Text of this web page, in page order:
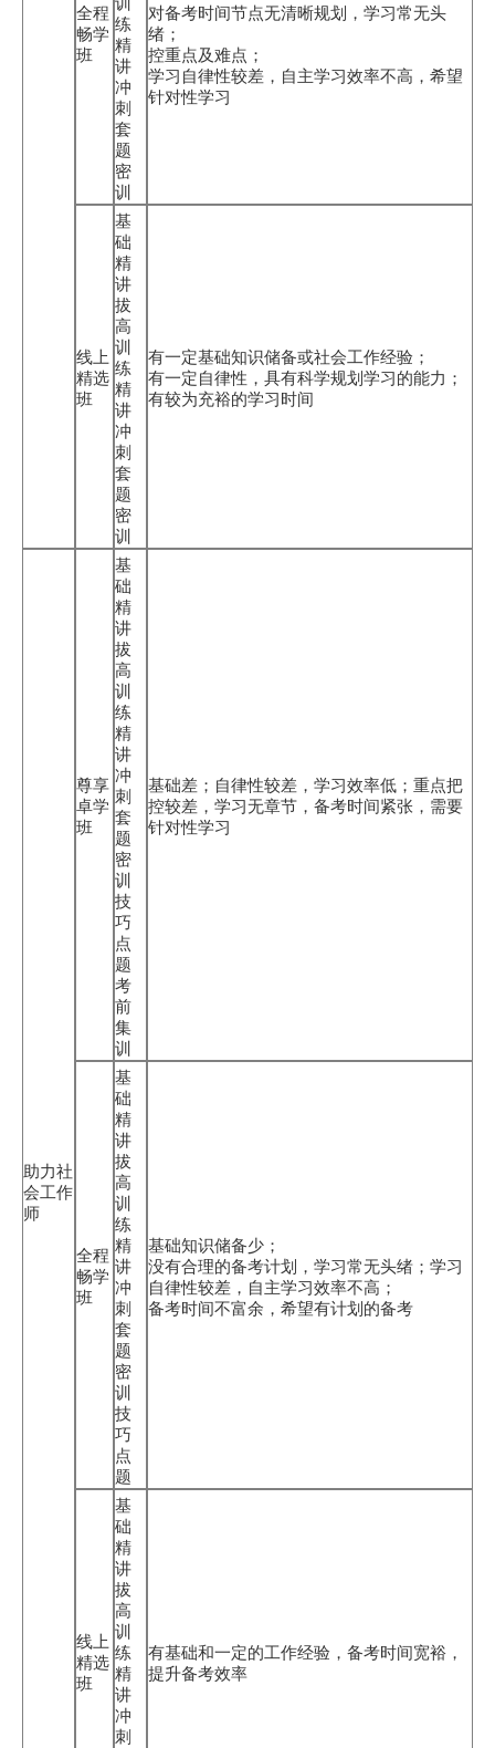
全程
畅学
班
练
精
讲
冲
刺
套
题
密
训
对备考时间节点无清晰规划，学习常无头
绪；
控重点及难点；
学习自律性较差，自主学习效率不高，希望
针对性学习
线上
精选
班
基
础
精
讲
拔
高
训
练
精
讲
冲
刺
套
题
密
训
有一定基础知识储备或社会工作经验；
有一定自律性，具有科学规划学习的能力；
有较为充裕的学习时间
助力社
会工作
师
尊享
卓学
班
基
础
精
讲
拔
高
训
练
精
讲
冲
刺
套
题
密
训
技
巧
点
题
考
前
集
训
基础差；自律性较差，学习效率低；重点把
控较差，学习无章节，备考时间紧张，需要
针对性学习
全程
畅学
班
基
础
精
讲
拔
高
训
练
精
讲
冲
刺
套
题
密
训
技
巧
点
题
基础知识储备少；
没有合理的备考计划，学习常无头绪；学习
自律性较差，自主学习效率不高；
备考时间不富余，希望有计划的备考
线上
精选
班
基
础
精
讲
拔
高
训
练
精
讲
冲
刺
有基础和一定的工作经验，备考时间宽裕，
提升备考效率